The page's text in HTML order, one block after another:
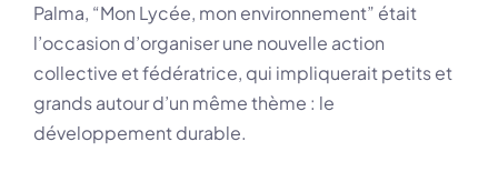
Palma, “Mon Lycée, mon environnement” était
l’occasion d’organiser une nouvelle action
collective et fédératrice, qui impliquerait petits et
grands autour d’un même thème : le
développement durable.